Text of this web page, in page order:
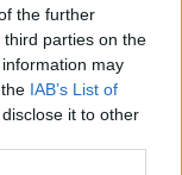
the further
parties on the
may
IAB’s List of
it to other